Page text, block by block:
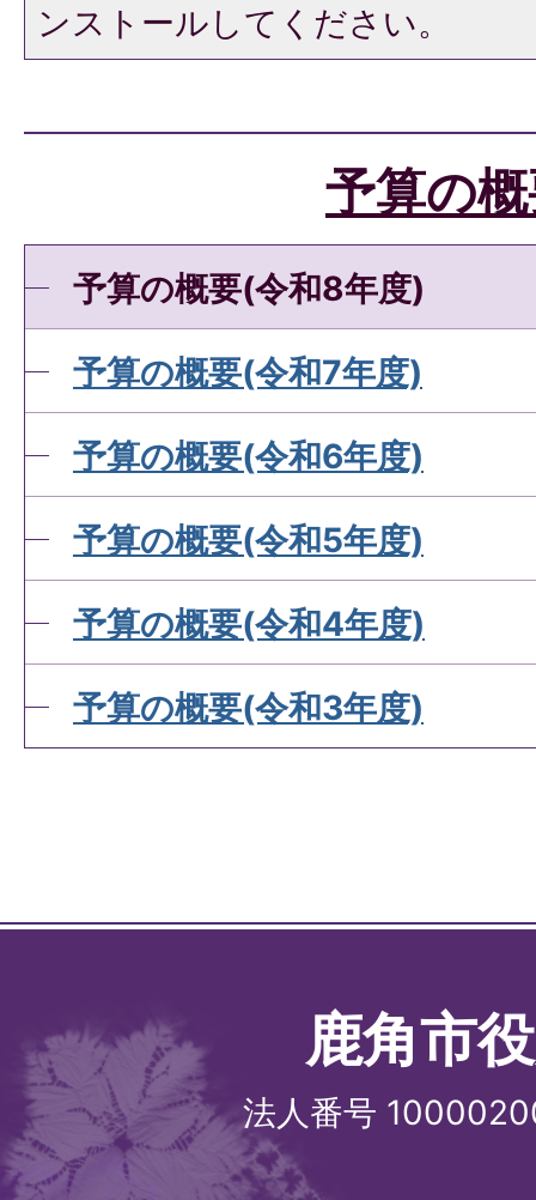
ンストールしてください。
予算の
予算の概要(令和8年度)
予算の概要(令和7年度)
予算の概要(令和6年度)
予算の概要(令和5年度)
予算の概要(令和4年度)
予算の概要(令和3年度)
鹿角市
法人番号